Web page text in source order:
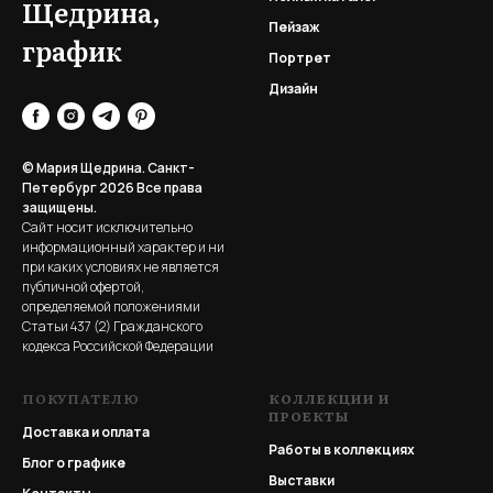
Щедрина,
график
© Мария Щедрина. Санкт-
Петербург 2026Все права
защищены.
Сайт носит исключительно
информационный характер и ни
при каких условиях не является
публичной офертой,
определяемой положениями
Статьи 437 (2) Гражданского
кодекса Российской Федерации
Пейзаж
Портрет
Дизайн
ПОКУПАТЕЛЮ
Доставка и оплата
Блог о графике
КОЛЛЕКЦИИ И
ПРОЕКТЫ
Работы в коллекциях
Выставки